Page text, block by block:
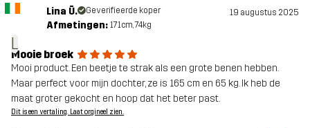
L
Lina Ū. Geverifieerde koper 19 augustus 2025
Afmetingen: 171cm, 74kg
Mooie broek
Mooi product. Een beetje te strak als een grote benen hebben.
Maar perfect voor mijn dochter, ze is 165 cm en 65 kg. Ik heb de
maat groter gekocht en hoop dat het beter past.
Dit is een vertaling. Laat orgineel zien.